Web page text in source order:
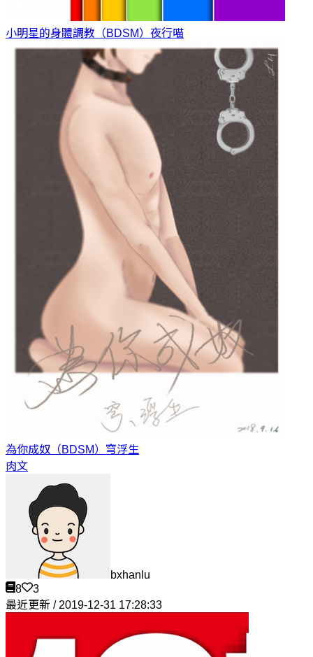
小明星的身體調教（BDSM） 夜行喵
為你成奴（BDSM） 穹浮生
肉文
bxhanlu
8
3
最近更新 / 2019-12-31 17:28:33